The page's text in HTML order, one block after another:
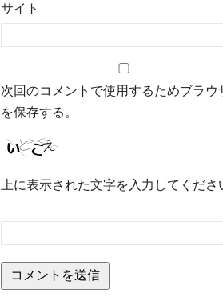
サイト
次回のコメントで使用するためブラ
を保存する。
上に表示された文字を入力してくださ